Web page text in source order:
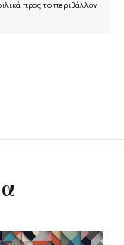
προς το περιβάλλον